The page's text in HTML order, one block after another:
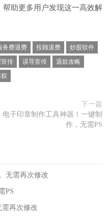
帮助更多用户发现这一高效解
务费退费 投顾退费
炒股软件
宣传 误导宣传
退款攻略
下一篇
电子印章制作工具神器！一键制
作，无需PS
无需再次修改
PS
再次修改